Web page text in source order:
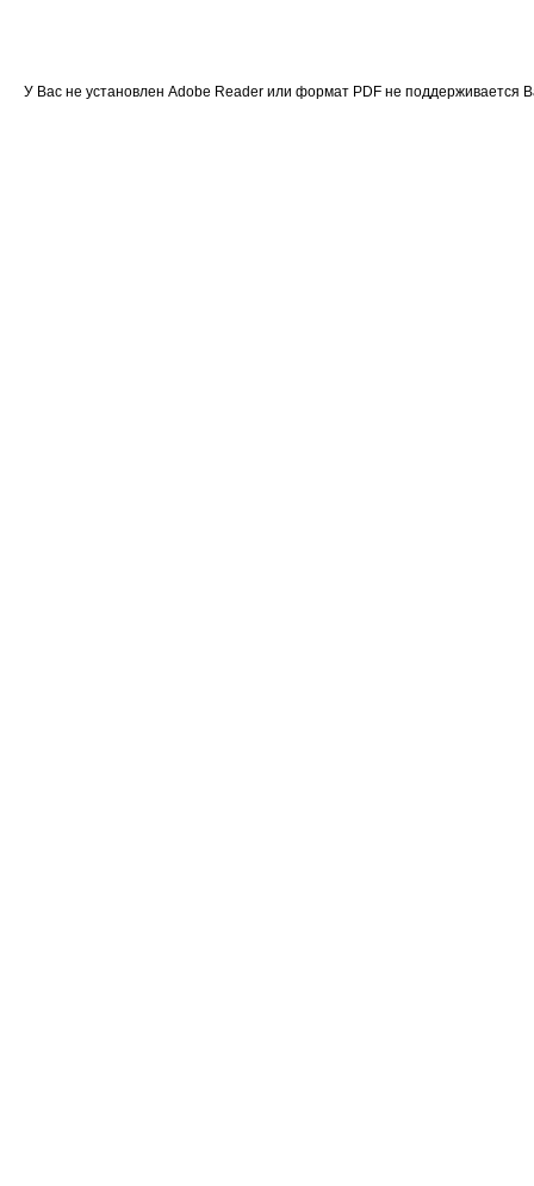
У Вас не установлен Adobe Reader или формат PDF не поддерживается